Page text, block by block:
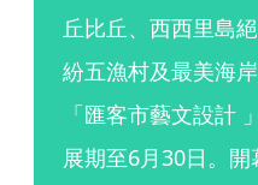
丘比丘、西西里島
紛五漁村及最美海
「匯客市藝文設計
展期至6月30日。